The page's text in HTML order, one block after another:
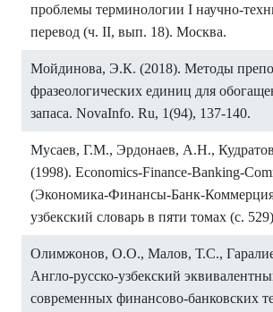
проблемы терминологии I научно-
перевод (ч. II, вып. 18). Москва.
Мойдинова, Э.К. (2018). Методы
фразеологических единиц для
запаса. NovaInfo. Ru, 1(94), 137-140.
Мусаев, Г.М., Эрдонаев, А.Н.,
(1998). Economics-Finance-Banking-
(Экономика-Финансы-Банк-
узбекский словарь в пяти томах (с.
Олимжонов, О.О., Малов, Т.С.,
Англо-русско-узбекский
современных финансово-банковских